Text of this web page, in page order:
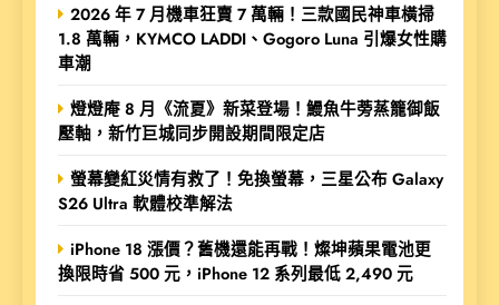
2026 年 7 月機車狂賣 7 萬輛！三款國民神車橫掃
1.8 萬輛，KYMCO LADDI、Gogoro Luna 引爆女性購
車潮
燈燈庵 8 月《流夏》新菜登場！鰻魚牛蒡蒸籠御飯
壓軸，新竹巨城同步開設期間限定店
螢幕變紅災情有救了！免換螢幕，三星公布 Galaxy
S26 Ultra 軟體校準解法
iPhone 18 漲價？舊機還能再戰！燦坤蘋果電池更
換限時省 500 元，iPhone 12 系列最低 2,490 元